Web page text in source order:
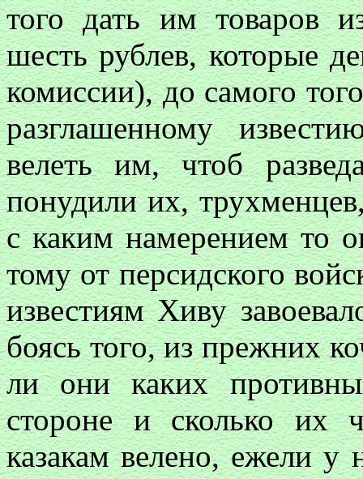
того дать им товаров
шесть рублев, которые
комиссии), до самого
разглашенному
велеть им, чтоб
понудили их,
с каким намерением то
тому от персидского
известиям Хиву
боясь того, из прежних
ли они каких
стороне и сколько их
казакам велено, ежели у